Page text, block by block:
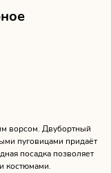
ворсом. Двубортный
пуговицами придаёт
посадка позволяет
костюмами.